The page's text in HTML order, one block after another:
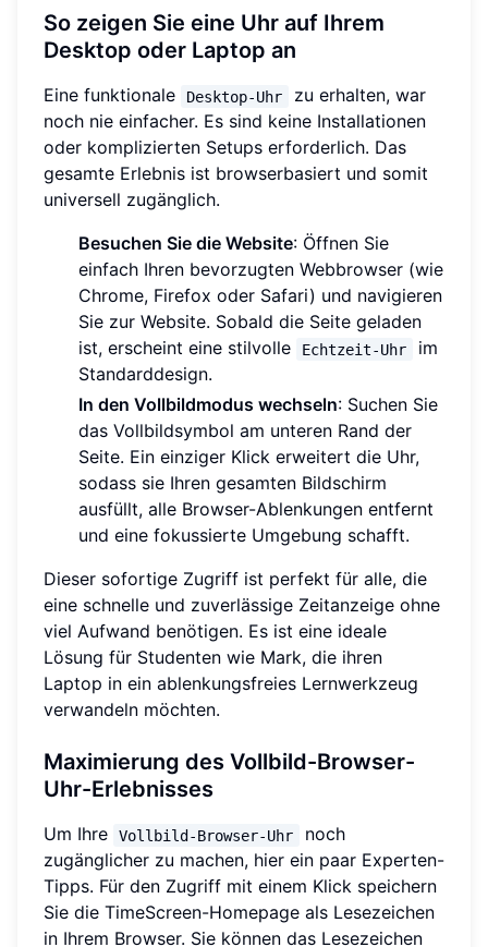
So zeigen Sie eine Uhr auf Ihrem
Desktop oder Laptop an
Eine funktionale Desktop-Uhr
zu erhalten, war
noch nie einfacher. Es sind keine Installationen
oder komplizierten Setups erforderlich. Das
gesamte Erlebnis ist browserbasiert und somit
universell zugänglich.
Besuchen Sie die Website: Öffnen Sie
einfach Ihren bevorzugten Webbrowser (wie
Chrome, Firefox oder Safari) und navigieren
Sie zur Website. Sobald die Seite geladen
ist, erscheint eine stilvolle
Echtzeit-Uhr
im
Standarddesign.
In den Vollbildmodus wechseln: Suchen Sie
das Vollbildsymbol am unteren Rand der
Seite. Ein einziger Klick erweitert die Uhr,
sodass sie Ihren gesamten Bildschirm
ausfüllt, alle Browser-Ablenkungen entfernt
und eine fokussierte Umgebung schafft.
Dieser sofortige Zugriff ist perfekt für alle, die
eine schnelle und zuverlässige Zeitanzeige ohne
viel Aufwand benötigen. Es ist eine ideale
Lösung für Studenten wie Mark, die ihren
Laptop in ein ablenkungsfreies Lernwerkzeug
verwandeln möchten.
Maximierung des Vollbild-Browser-
Uhr-Erlebnisses
Um Ihre Vollbild-Browser-Uhr
noch
zugänglicher zu machen, hier ein paar Experten-
Tipps. Für den Zugriff mit einem Klick speichern
Sie die TimeScreen-Homepage als Lesezeichen
in Ihrem Browser. Sie können das Lesezeichen